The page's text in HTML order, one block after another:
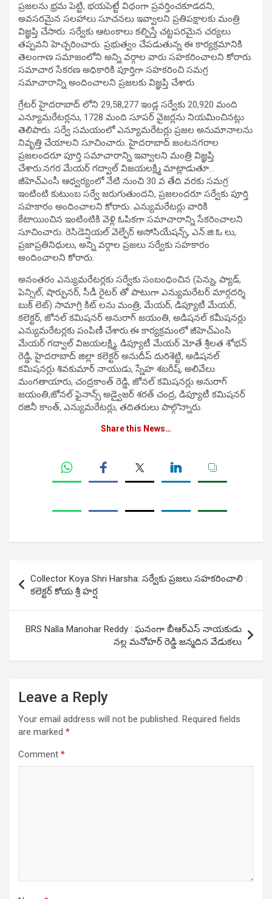
ప్రజలను భ్రమ పెట్టి, భయపెట్టే విధంగా ప్రవర్తించకూడదని,
అవసరమైన సలహాలు సూచనలు ఇవ్వాలని ప్రతిపక్షాలకు మంత్రి
విజ్ఞప్తి చేసారు. సర్వేకు ఆటంకాలు కల్పిస్తే చట్టపరమైన చర్యలు
తప్పవని హెచ్చరించారు. ప్రభుత్వం చేపడుతున్న ఈ కార్యక్రమానికి
తెలంగాణ సమాజంలోని అన్ని వర్గాల వారు సహకరించాలని కోరారు.
సమాచార సేకరణ అధికారికి పూర్తిగా సహకరించి సమగ్ర
సమాచారాన్ని అందించాలని ప్రజలకు విజ్ఞప్తి చేశారు.
గ్రేటర్ హైదరాబాద్ లోని 29,58,277 ఇండ్ల సర్వేకు 20,920 మంది
ఎన్యూమరేటర్లను, 1728 మంది సూపర్ వైజర్లను నియమించినట్లు
తెలిపారు. సర్వే సమయంలో ఎన్యూమరేటర్లు ప్రజల అనుమానాలను
నివృత్తి చేయాలని సూచించారు. హైదరాబాద్ జంటనగరాల
ప్రజలందరూ పూర్తి సమాచారాన్ని ఇవ్వాలని మంత్రి విజ్ఞప్తి
చేశారు.నగర మేయర్ గద్వాల్ విజయలక్ష్మి మాట్లాడుతూ…
జీహెచ్ఎంసీ ఆధ్వర్యంలో నేటి నుంచి 30 వ తేది వరకు సమగ్ర
ఇంటింటి కుటుంబ సర్వే జరుగుతుందని, ప్రజలందరూ సర్వేకు పూర్తి
సహకారం అందించాలని కోరారు. ఎన్యుమరేటర్లు వారికి
కేటాయించిన ఇంటింటికి వెళ్లి ఓపికగా సమాచారాన్ని సేకరించాలని
సూచించారు. రెసిడెన్షియల్ వెల్ఫేర్ అసోసియేషన్స్, ఎన్.జి.ఓ లు,
ప్రజాప్రతినిధులు, అన్ని వర్గాల ప్రజలు సర్వేకు సహకారం
అందించాలని కోరారు.
అనంతరం ఎన్యుమరేటర్లకు సర్వేకు సంబంధించిన (పెన్ను, ప్యాడ్,
పెన్సిల్, షార్పునర్, సీడీ రైటర్ తో పాటుగా ఎన్యుమరేటర్ మార్గదర్శి
బుక్ లెట్) సామాగ్రి కిట్ లను మంత్రి, మేయర్, డిప్యూటీ మేయర్,
కలెక్టర్, జోనల్ కమిషనర్ అనురాగ్ జయంతి, అడిషనల్ కమీషనర్లు
ఎన్యుమరేటర్లకు పంపిణీ చేశారు.ఈ కార్యక్రమంలో జీహెచ్ఎంసి
మేయర్ గద్వాల్ విజయలక్ష్మి, డిప్యూటీ మేయర్ మోతే శ్రీలత శోభన్
రెడ్డి, హైదరాబాద్ జిల్లా కలెక్టర్ అనుదీప్ దురిశెట్టి, అడిషనల్
కమిషనర్లు శివకుమార్ నాయుడు, స్నేహ శబరీష్, అలివేలు
మంగతాయారు, చంద్రకాంత్ రెడ్డి, జోనల్ కమిషనర్లు అనురాగ్
జయంతి,జోనల్ ఫైనాన్స్ అడ్వైజర్ శరత్ చంద్ర, డిప్యూటీ కమిషనర్
రజినీ కాంత్, ఎన్యుమరేటర్లు, తదితరులు పాల్గొన్నారు.
Share this News…
navigation
Collector Koya Shri Harsha: సర్వేకు ప్రజలు సహకరించాలి :
కలెక్టర్ కోయ శ్రీ హర్ష
BRS Nalla Manohar Reddy : ఘనంగా బీఆర్ఎస్ నాయ‌కుడు
నల్ల మనోహర్ రెడ్డి జన్మదిన వేడుకలు
Leave a Reply
Your email address will not be published. Required fields
are marked *
Comment *